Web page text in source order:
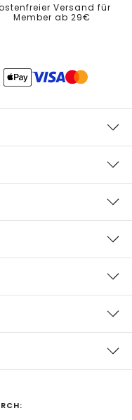
Versand für
Member ab 29€